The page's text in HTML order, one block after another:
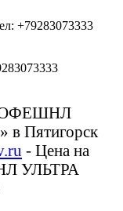
+79283073333
Пятигорск
- Цена на
УЛЬТРА